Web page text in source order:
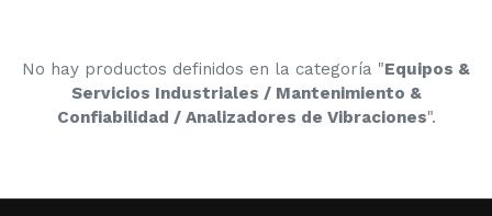
No hay productos definidos en la categoría "Equipos &
Servicios Industriales / Mantenimiento &
Confiabilidad / Analizadores de Vibraciones".